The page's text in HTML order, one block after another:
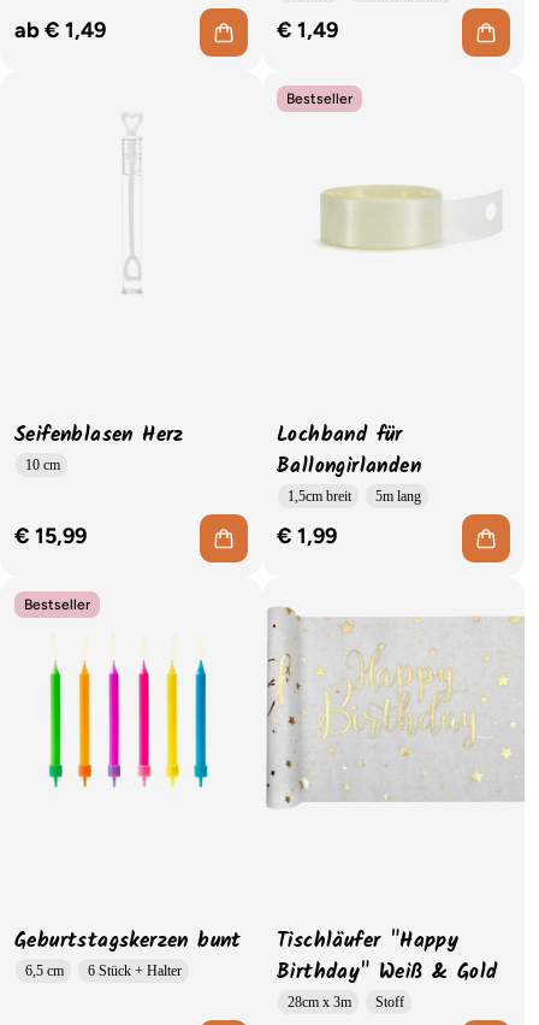
ab € 1,49 € 1,49
Seifenblasen Herz
10 cm
€ 15,99
Bestseller
Lochband für
Ballongirlanden
1,5cm breit 5m lang
€ 1,99
Bestseller
Geburtstagskerzen bunt
6,5 cm 6 Stück + Halter
Tischläufer "Happy
Birthday" Weiß & Gold
28cm x 3m Stoff